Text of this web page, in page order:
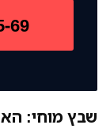
69
שבץ מוחי: